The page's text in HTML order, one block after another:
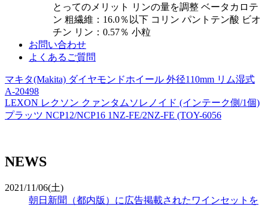
とってのメリット リンの量を調整 ベータカロテ
ン 粗繊維：16.0％以下 コリン パントテン酸 ビオ
チン リン：0.57％ 小粒
お問い合わせ
よくあるご質問
マキタ(Makita) ダイヤモンドホイール 外径110mm リム湿式
A-20498
LEXON レクソン クァンタムソレノイド (インテーク側/1個)
プラッツ NCP12/NCP16 1NZ-FE/2NZ-FE (TOY-6056
NEWS
2021/11/06(土)
朝日新聞（都内版）に広告掲載されたワインセットを